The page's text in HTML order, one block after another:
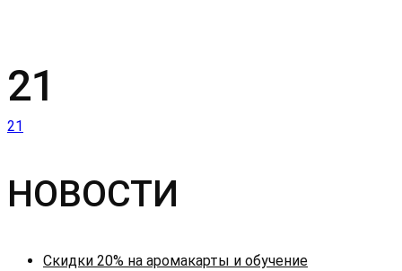
21
Навигация
по
21
НОВОСТИ
Скидки 20% на аромакарты и обучение